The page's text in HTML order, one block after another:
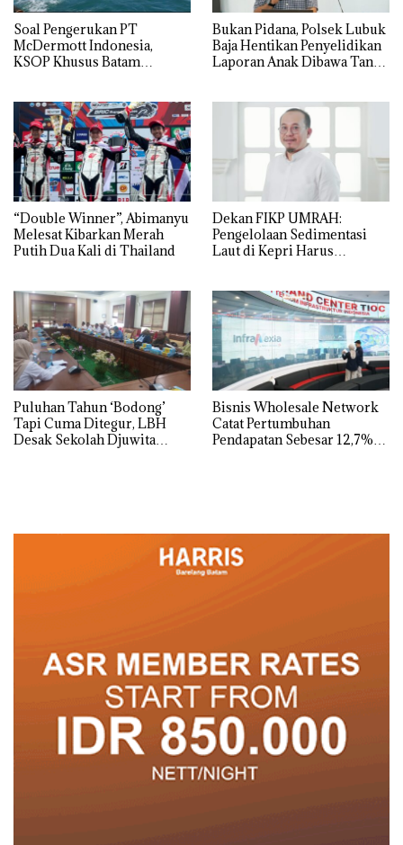
‎Soal Pengerukan PT
McDermott Indonesia,
KSOP Khusus Batam
Bukan Pidana, Polsek Lubuk
Baja Hentikan Penyelidikan
Laporan Anak Dibawa Tanpa
“Double Winner”, Abimanyu
Melesat Kibarkan Merah
Putih Dua Kali di Thailand
Dekan FIKP UMRAH:
Pengelolaan Sedimentasi
Laut di Kepri Harus
dengan Konservasi
Puluhan Tahun ‘Bodong’
Tapi Cuma Ditegur, LBH
Desak Sekolah Djuwita
Bisnis Wholesale Network
Catat Pertumbuhan
Pendapatan Sebesar 12,7%